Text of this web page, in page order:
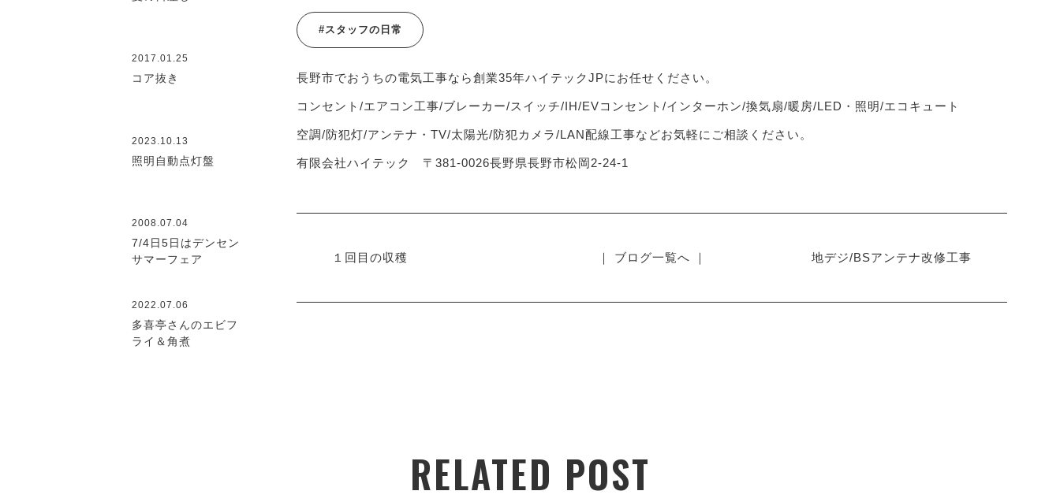
#スタッフの日常
長野市でおうちの電気工事なら創業35年ハイテックJPにお任せください。
コンセント/エアコン工事/ブレーカー/スイッチ/IH/EVコンセント/インターホン/換気扇/暖房/LED・照明/エコキュート
空調/防犯灯/アンテナ・TV/太陽光/防犯カメラ/LAN配線工事などお気軽にご相談ください。
有限会社ハイテック 〒381-0026長野県長野市松岡2-24-1
１回目の収穫 ｜ ブログ一覧へ ｜ 地デジ/BSアンテナ改修工事
2017.01.25
コア抜き
2023.10.13
照明自動点灯盤
2008.07.04
7/4日5日はデンセン
サマーフェア
2022.07.06
多喜亭さんのエビフ
ライ＆角煮
RELATED POST